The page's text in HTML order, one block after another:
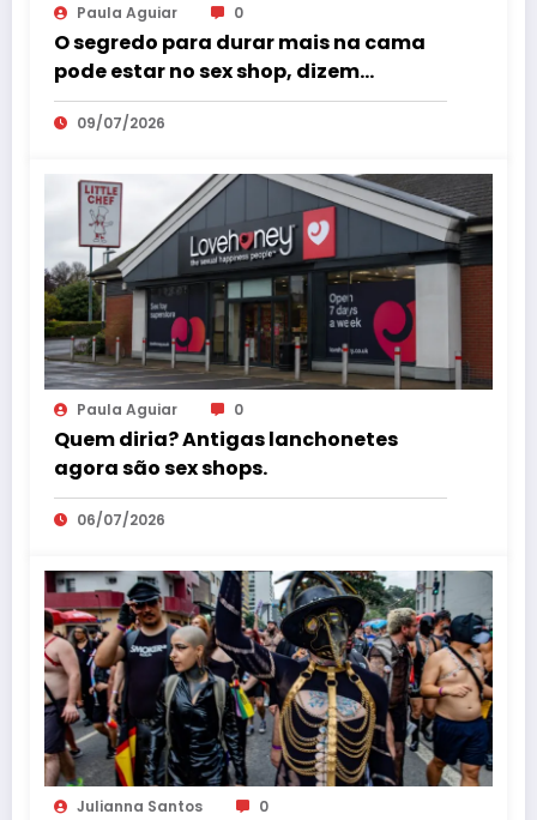
Paula Aguiar 0
O segredo para durar mais na cama
pode estar no sex shop, dizem
especialistas em saúde sexual
09/07/2026
Paula Aguiar 0
Quem diria? Antigas lanchonetes
agora são sex shops.
06/07/2026
Julianna Santos 0